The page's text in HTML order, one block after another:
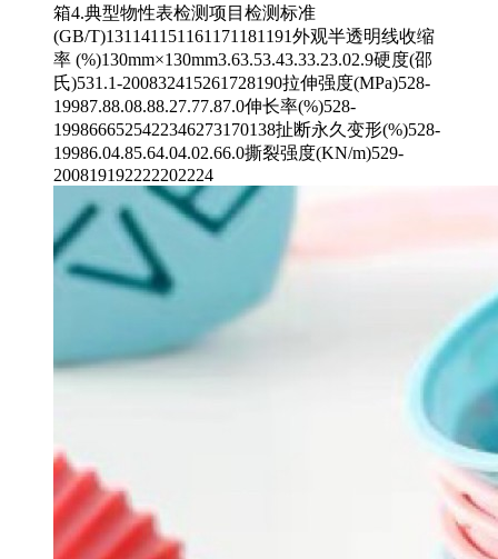
箱4.典型物性表检测项目检测标准
(GB/T)131141151161171181191外观半透明线收缩
率 (%)130mm×130mm3.63.53.43.33.23.02.9硬度(邵
氏)531.1-200832415261728190拉伸强度(MPa)528-
19987.88.08.88.27.77.87.0伸长率(%)528-
1998666525422346273170138扯断永久变形(%)528-
19986.04.85.64.04.02.66.0撕裂强度(KN/m)529-
200819192222202224